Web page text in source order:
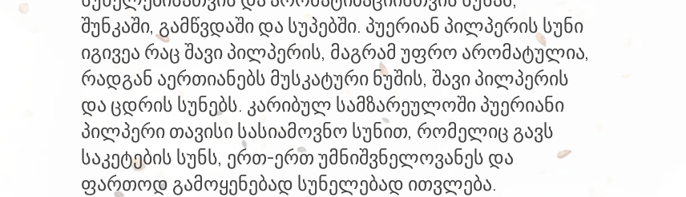
შუნკაში, გამწვდაში და სუპებში. პუერიან პილპერის სუნი
იგივეა რაც შავი პილპერის, მაგრამ უფრო არომატულია,
რადგან აერთიანებს მუსკატური ნუშის, შავი პილპერის
და ცდრის სუნებს. კარიბულ სამზარეულოში პუერიანი
პილპერი თავისი სასიამოვნო სუნით, რომელიც გავს
საკეტების სუნს, ერთ-ერთ უმნიშვნელოვანეს და
ფართოდ გამოყენებად სუნელებად ითვლება.